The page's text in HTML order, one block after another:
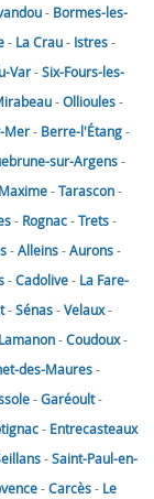
- Bormes-les-
- La Crau- Istres-
Var-Six-Fours-les-
-Ollioules-
Mer- Berre-l'Étang-
sur-Argens-
-Tarascon-
- Rognac-Trets-
-Alleins-Aurons-
-Cadolive- La Fare-
-Sénas-Velaux-
Lamanon-Coudoux-
des-Maures-
-Garéoult-
- Entrecasteaux
-Saint-Paul-en-
-Carcès- Le